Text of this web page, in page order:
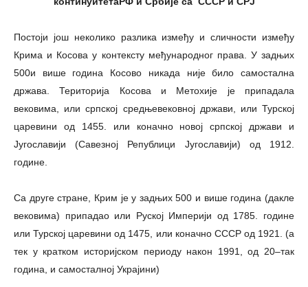
Постоји још неколико разлика између и сличности између
Крима и Косова у контексту међународног права. У задњих
500и више година Косово никада није било самостална
држава. Територија Косова и Метохије је припадала
вековима, или српској средњевековној држави, или Турској
царевини од 1455. или коначно новој српској држави и
Југославији (Савезној Републици Југославији) од 1912.
године.
Са друге стране, Крим је у задњих 500 и више година (дакле
вековима) припадао или Руској Империји од 1785. године
или Турској царевини од 1475, или коначно СССР од 1921. (а
тек у кратком историјском периоду након 1991, од 20–так
година, и самосталној Украјини)